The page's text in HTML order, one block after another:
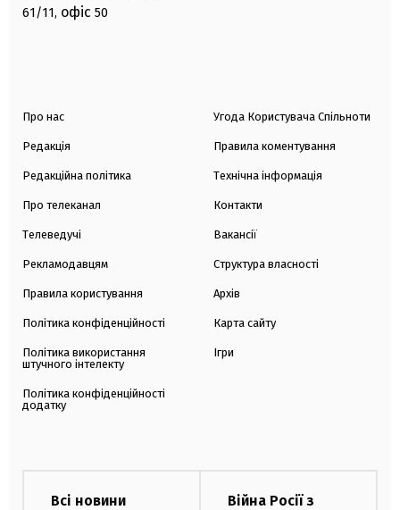
61/11, офіс 50
Про нас
Редакція
Редакційна політика
Про телеканал
Телеведучі
Рекламодавцям
Правила користування
Політика конфіденційності
Політика використання
штучного інтелекту
Політика конфіденційності
додатку
Угода Користувача Спільноти
Правила коментування
Технічна інформація
Контакти
Вакансії
Структура власності
Архів
Карта сайту
Ігри
Всі новини
Війна Росії з